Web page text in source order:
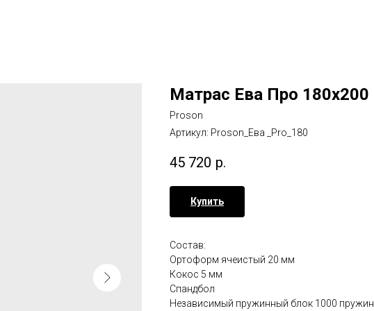
Матрас Ева Про 180х200
Proson
Артикул: Proson_Ева _Pro_180
45 720 р.
Купить
Состав:
Ортоформ ячеистый 20 мм
Кокос 5 мм
Спандбол
Независимый пружинный блок 1000 пружин